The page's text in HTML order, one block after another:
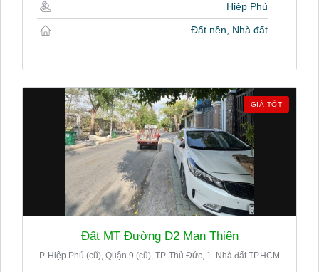
Hiệp Phú
Đất nền, Nhà đất
GIÁ TỐT
Đất MT Đường D2 Man Thiện
P. Hiệp Phú (cũ), Quận 9 (cũ), TP. Thủ Đức, 1. Nhà đất TP.HCM